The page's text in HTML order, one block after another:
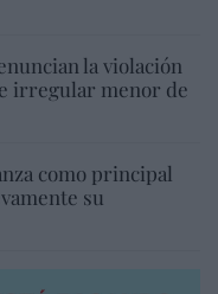
la violación
irregular menor de
como principal
su